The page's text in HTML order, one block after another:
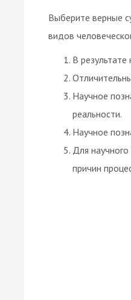
Выберите верные
видов
В
Научное
реальности.
Научное
Для
причин